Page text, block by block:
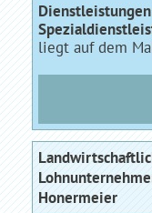
liegt auf dem
Honermeier